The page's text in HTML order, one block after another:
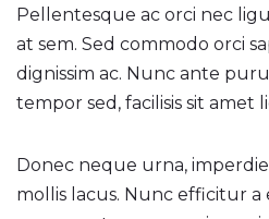
Pellentesque ac orci nec
at sem. Sed commodo orci
dignissim ac. Nunc ante
tempor sed, facilisis sit amet
Donec neque urna,
mollis lacus. Nunc efficitur a